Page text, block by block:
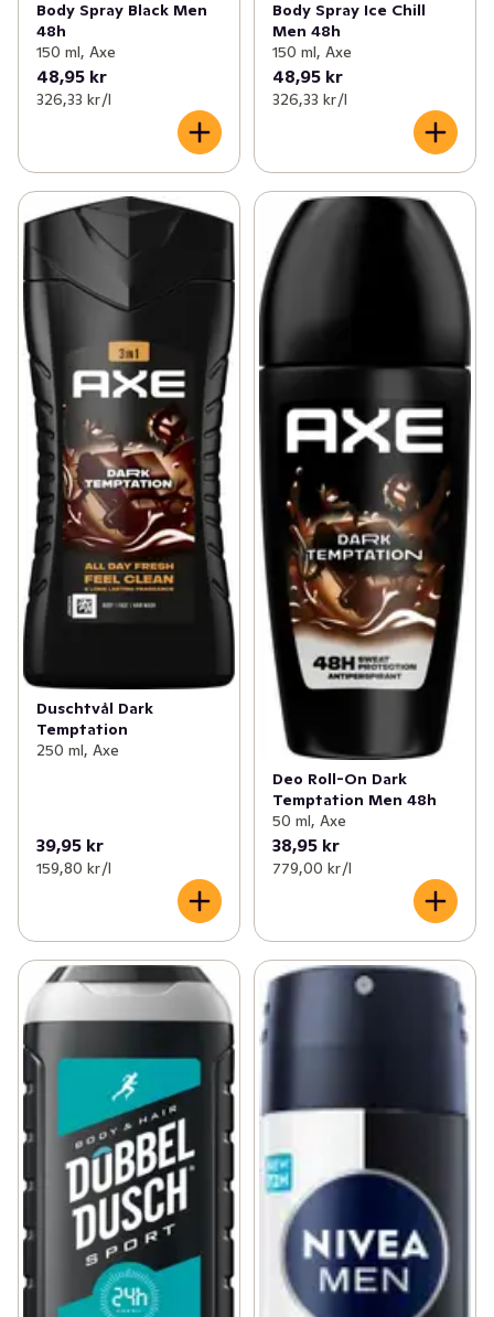
Body Spray Black Men
48h
150 ml, Axe
48,95 kr
326,33 kr /l
Body Spray Ice Chill
Men 48h
150 ml, Axe
48,95 kr
326,33 kr /l
Duschtvål Dark
Temptation
250 ml, Axe
39,95 kr
159,80 kr /l
Deo Roll-On Dark
Temptation Men 48h
50 ml, Axe
38,95 kr
779,00 kr /l